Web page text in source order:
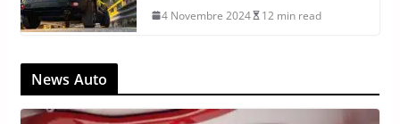
4 Novembre 2024 12 min read
News Auto